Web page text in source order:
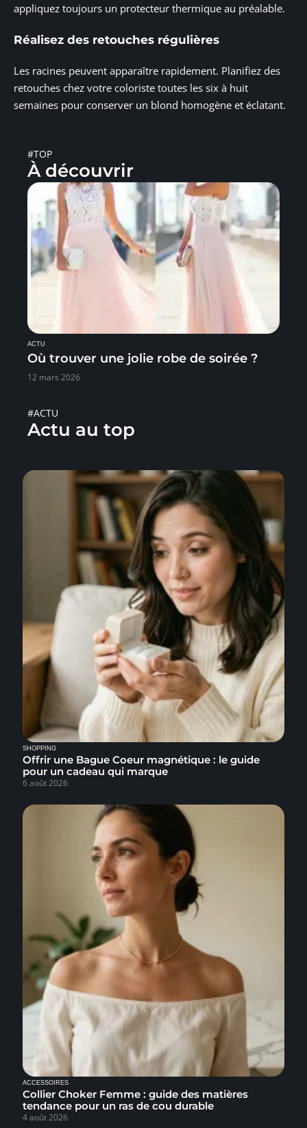
appliquez toujours un protecteur thermique au préalable.
Réalisez des retouches régulières
Les racines peuvent apparaître rapidement. Planifiez des
retouches chez votre coloriste toutes les six à huit
semaines pour conserver un blond homogène et éclatant.
#TOP
À découvrir
ACTU
Où trouver une jolie robe de soirée ?
12 mars 2026
#ACTU
Actu au top
SHOPPING
Offrir une Bague Coeur magnétique : le guide
pour un cadeau qui marque
6 août 2026
ACCESSOIRES
Collier Choker Femme : guide des matières
tendance pour un ras de cou durable
4 août 2026